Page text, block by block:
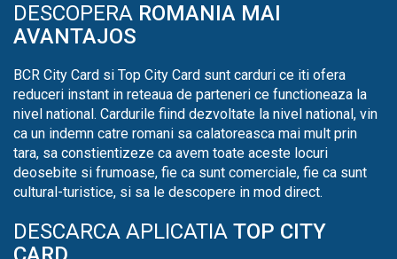
DESCOPERA ROMANIA MAI
AVANTAJOS
BCR City Card si Top City Card sunt carduri ce iti ofera
reduceri instant in reteaua de parteneri ce functioneaza la
nivel national. Cardurile fiind dezvoltate la nivel national, vin
ca un indemn catre romani sa calatoreasca mai mult prin
tara, sa constientizeze ca avem toate aceste locuri
deosebite si frumoase, fie ca sunt comerciale, fie ca sunt
cultural-turistice, si sa le descopere in mod direct.
DESCARCA APLICATIA TOP CITY